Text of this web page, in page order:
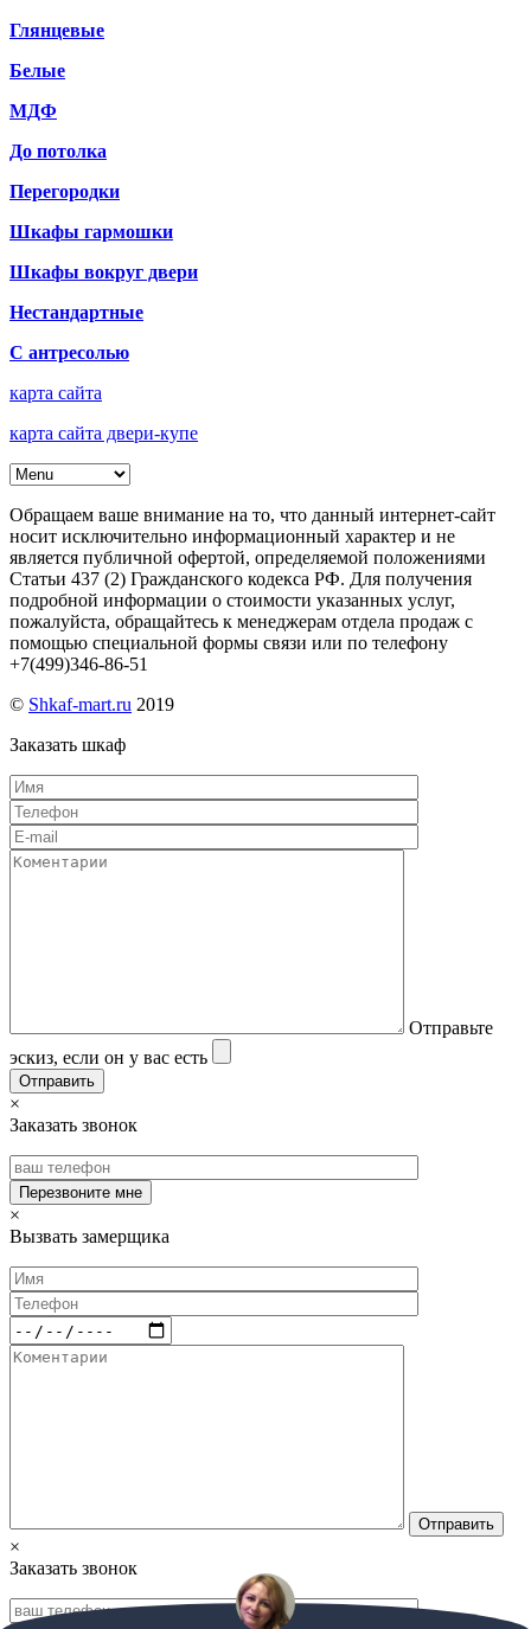
Глянцевые
Белые
МДФ
До потолка
Перегородки
Шкафы гармошки
Шкафы вокруг двери
Нестандартные
С антресолью
карта сайта
карта сайта двери-купе
Обращаем ваше внимание на то, что данный интернет-сайт
носит исключительно информационный характер и не
является публичной офертой, определяемой положениями
Статьи 437 (2) Гражданского кодекса РФ. Для получения
подробной информации о стоимости указанных услуг,
пожалуйста, обращайтесь к менеджерам отдела продаж с
помощью специальной формы связи или по телефону
+7(499)346-86-51
© Shkaf-mart.ru 2019
Заказать шкаф
Отправьте
эскиз, если он у вас есть
×
Заказать звонок
×
Вызвать замерщика
×
Заказать звонок